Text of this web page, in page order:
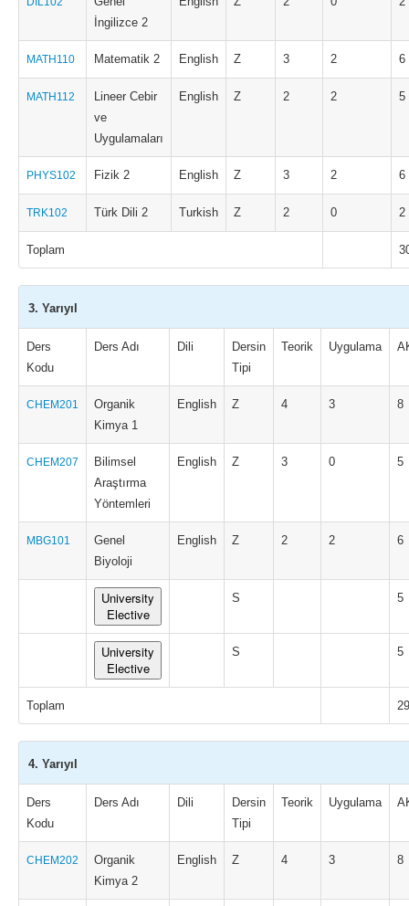
İngilizce 2
MATH110 Matematik 2 English Z 3 2 6
MATH112
Lineer Cebir
ve
Uygulamaları
English Z 2 2 5
PHYS102 Fizik 2 English Z 3 2 6
TRK102 Türk Dili 2 Turkish Z 2 0 2
Toplam
3. Yarıyıl
Ders
Kodu
Ders Adı Dili
Dersin
Tipi
Teorik Uygulama
CHEM201
Organik
Kimya 1
English Z 4 3 8
CHEM207
Bilimsel
Araştırma
Yöntemleri
English Z 3 0 5
MBG101
Genel
Biyoloji
English Z 2 2 6
University
Elective
S 5
University
Elective
S 5
Toplam 29
4. Yarıyıl
Ders
Kodu
Ders Adı Dili
Dersin
Tipi
Teorik Uygulama
CHEM202
Organik
Kimya 2
English Z 4 3 8